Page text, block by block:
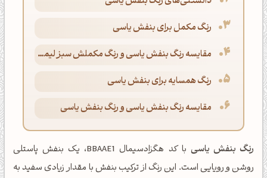
رنگ مکمل برای بنفش یاسی
مقایسه رنگ بنفش یاسی و رنگ مکملش سبز لیمویی پاستلی
رنگ همسایه برای بنفش یاسی
مقایسه رنگ بنفش یاسی و رنگ بنفش یاسی
رنگ بنفش یاسی
با کد هگزادسیمال BBAAE1، یک بنفش پاستلی
روشن و رویایی است. این رنگ از ترکیب بنفش با مقدار زیادی سفید به